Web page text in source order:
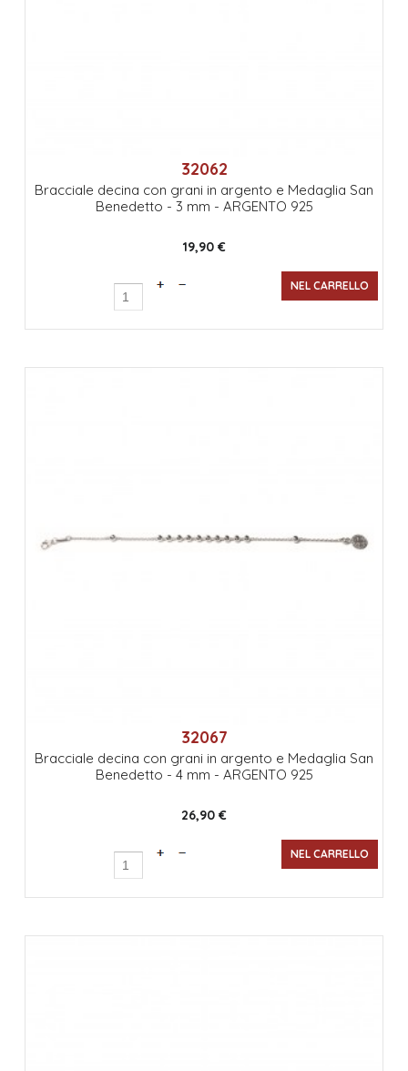
32062
Bracciale decina con grani in argento e Medaglia San
Benedetto - 3 mm - ARGENTO 925
19,90 €
32067
Bracciale decina con grani in argento e Medaglia San
Benedetto - 4 mm - ARGENTO 925
26,90 €